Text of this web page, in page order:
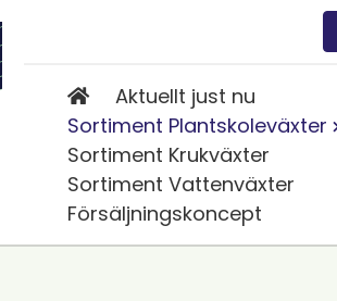
Aktuellt just nu
Sortiment Plantskoleväxter
Sortiment Krukväxter
Sortiment Vattenväxter
Försäljningskoncept